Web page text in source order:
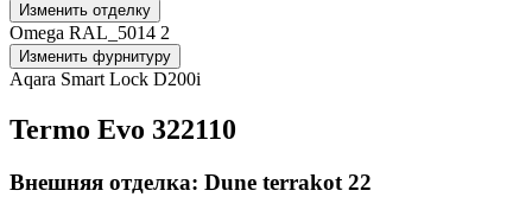
Изменить отделку
Omega RAL_5014 2
Изменить фурнитуру
Aqara Smart Lock D200i
Termo Evo 322110
Внешняя отделка: Dune terrakot 22